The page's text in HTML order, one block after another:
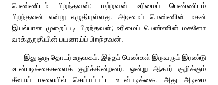
பெண்ணிடம் பிறந்தவன்; மற்றவன் உரிமைப் பெண்ணிடம்
பிறந்தவன் என்று எழுதியுள்ளது. அடிமைப் பெண்ணின் மகன்
இயல்பான முறைப்படி பிறந்தவன்; உரிமைப் பெண்ணின் மகனோ
வாக்குறுதியின் பயனாய்ப் பிறந்தவன்.
இது ஒரு தொடர் உருவகம். இந்தப் பெண்கள் இருவரும் இரண்டு
உடன்படிக்கைகளைக் குறிக்கின்றனர். ஒன்று ஆகார் குறிக்கும்
சீனாய் மலையில் செய்யப்பட்ட உடன்படிக்கை. அது அடிமை